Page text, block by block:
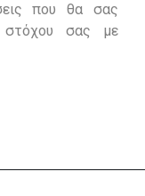
που θα σας
στόχου σας με